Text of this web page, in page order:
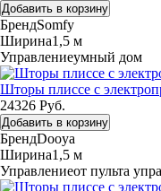
Добавить в корзину
БрендSomfy
Ширина1,5 м
Управлениеумный дом
Шторы плиссе с
24326 Руб.
Добавить в корзину
БрендDooya
Ширина1,5 м
Управлениеот пульта